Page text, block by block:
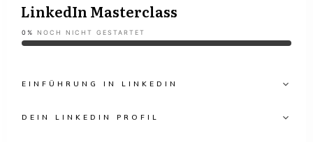
LinkedIn Masterclass
0% NOCH NICHT GESTARTET
EINFÜHRUNG IN LINKEDIN
DEIN LINKEDIN PROFIL